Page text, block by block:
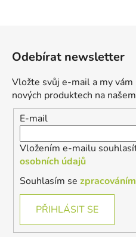
Odebírat newsletter
Vložte svůj e-mail a my
nových produktech na
E-mail
Vložením e-mailu
osobních údajů
Souhlasím se
PŘIHLÁSIT SE